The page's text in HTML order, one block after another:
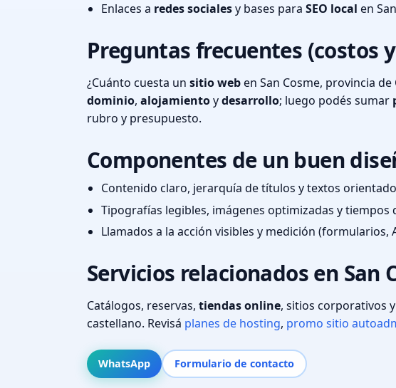
Enlaces a redes socialesy bases para SEO local en
Preguntas frecuentes (costos
¿Cuánto cuesta un sitio weben San Cosme, provincia
dominio, alojamientoydesarrollo; luego podés sumar
rubro y presupuesto.
Componentes de un buen
Contenido claro, jerarquía de títulos y textos
Tipografías legibles, imágenes optimizadas y tiempos
Llamados a la acción visibles y medición
Servicios relacionados en San
Catálogos, reservas, tiendas online, sitios corporativos y
castellano. Revisá planes de hosting, promo sitio
WhatsApp Formulario de contacto